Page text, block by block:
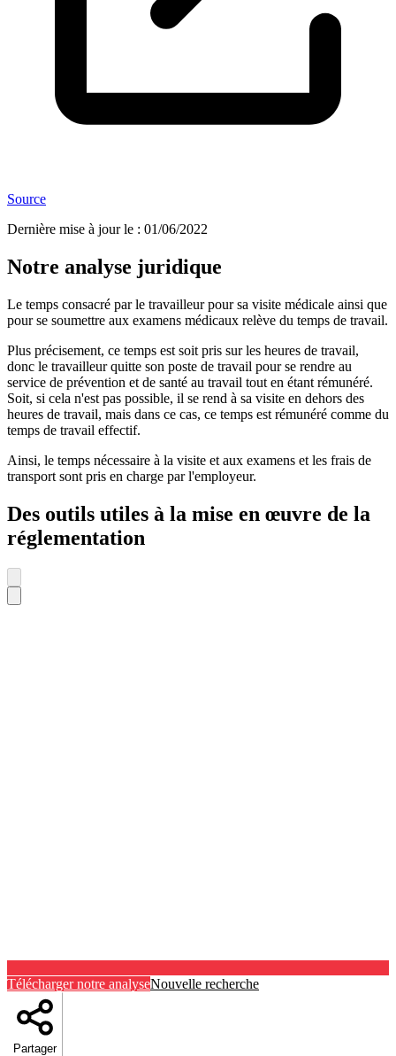
Source
Dernière mise à jour le : 01/06/2022
Notre analyse juridique
Le temps consacré par le travailleur pour sa visite médicale ainsi que
pour se soumettre aux examens médicaux relève du temps de travail.
Plus précisement, ce temps est soit pris sur les heures de travail,
donc le travailleur quitte son poste de travail pour se rendre au
service de prévention et de santé au travail tout en étant rémunéré.
Soit, si cela n'est pas possible, il se rend à sa visite en dehors des
heures de travail, mais dans ce cas, ce temps est rémunéré comme du
temps de travail effectif.
Ainsi, le temps nécessaire à la visite et aux examens et les frais de
transport sont pris en charge par l'employeur.
Des outils utiles à la mise en œuvre de la
réglementation
Télécharger notre analyseNouvelle recherche
Partager